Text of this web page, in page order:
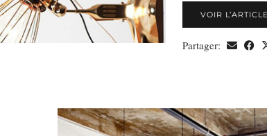
VOIR
Partager: